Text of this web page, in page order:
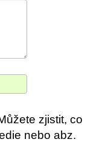
zjistit, co
nebo abz.